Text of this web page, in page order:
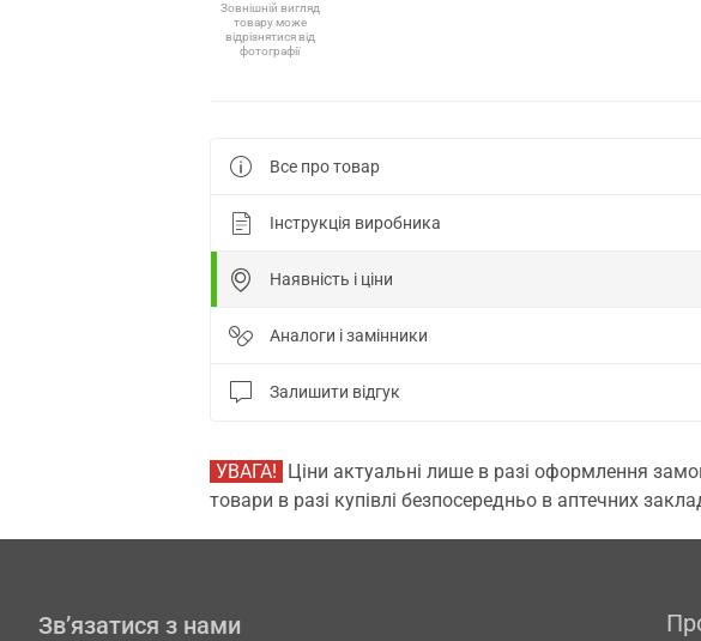
Зовнішній вигляд
товару може
відрізнятися від
фотографії
Все про товар
Інструкція виробника
Наявність і ціни
Аналоги і замінники
Залишити відгук
УВАГА! Ціни актуальні лише в разі оформлення
товари в разі купівлі безпосередньо в аптечних
Зв’язатися з нами